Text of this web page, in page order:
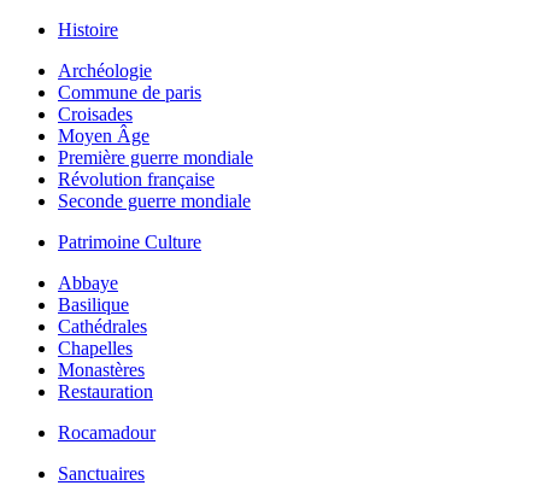
Histoire
Archéologie
Commune de paris
Croisades
Moyen Âge
Première guerre mondiale
Révolution française
Seconde guerre mondiale
Patrimoine Culture
Abbaye
Basilique
Cathédrales
Chapelles
Monastères
Restauration
Rocamadour
Sanctuaires